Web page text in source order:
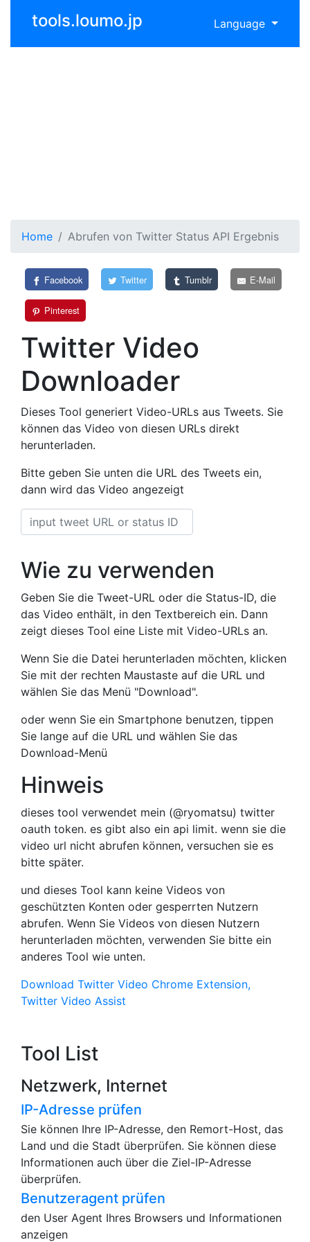
tools.loumo.jp Language
Home Abrufen von Twitter Status API Ergebnis
Facebook Twitter Tumblr E-Mail
Pinterest
Twitter Video
Downloader
Dieses Tool generiert Video-URLs aus Tweets. Sie
können das Video von diesen URLs direkt
herunterladen.
Bitte geben Sie unten die URL des Tweets ein,
dann wird das Video angezeigt
Wie zu verwenden
Geben Sie die Tweet-URL oder die Status-ID, die
das Video enthält, in den Textbereich ein. Dann
zeigt dieses Tool eine Liste mit Video-URLs an.
Wenn Sie die Datei herunterladen möchten, klicken
Sie mit der rechten Maustaste auf die URL und
wählen Sie das Menü "Download".
oder wenn Sie ein Smartphone benutzen, tippen
Sie lange auf die URL und wählen Sie das
Download-Menü
Hinweis
dieses tool verwendet mein (@ryomatsu) twitter
oauth token. es gibt also ein api limit. wenn sie die
video url nicht abrufen können, versuchen sie es
bitte später.
und dieses Tool kann keine Videos von
geschützten Konten oder gesperrten Nutzern
abrufen. Wenn Sie Videos von diesen Nutzern
herunterladen möchten, verwenden Sie bitte ein
anderes Tool wie unten.
Download Twitter Video Chrome Extension,
Twitter Video Assist
Tool List
Netzwerk, Internet
IP-Adresse prüfen
Sie können Ihre IP-Adresse, den Remort-Host, das
Land und die Stadt überprüfen. Sie können diese
Informationen auch über die Ziel-IP-Adresse
überprüfen.
Benutzeragent prüfen
den User Agent Ihres Browsers und Informationen
anzeigen